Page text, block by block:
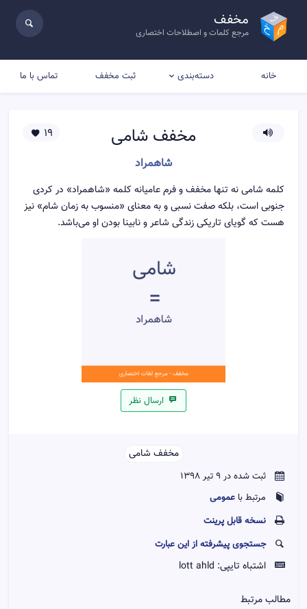
مخفف
مرجع کلمات و اصطلاحات اختصاری
خانه دسته‌بندی ثبت مخفف تماس با ما
مخفف شامی
شاهمراد
19
کلمه شامی نه تنها مخفف و فرم عامیانه کلمه «شاهمراد» در کردی
جنوبی است، بلکه صفت نسبی و به معنای «منسوب به زمان شام» نیز
هست که گویای تاریکی زندگی شاعر و نابینا بودن او می‌باشد.
ارسال نظر
مخفف شامی
ثبت شده در 9 تیر 1398
مرتبط باعمومی
نسخه قابل پرينت
جستجوی پیشرفته از این عبارت
اشتباه تایپی: lott ahld
مطالب مرتبط